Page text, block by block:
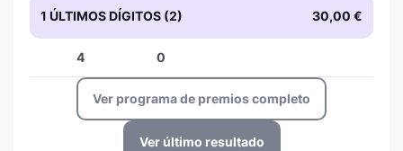
1 ÚLTIMOS DÍGITOS (2) 30,00 €
4 0
Ver programa de premios completo
Ver último resultado